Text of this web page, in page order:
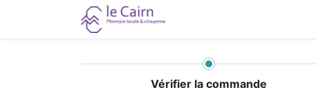
Vérifier la commande